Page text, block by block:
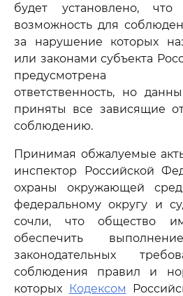
будет установлено,
возможность для
за нарушение которых
или законами субъекта
предусмотрена
ответственность, но
приняты все зависящие
соблюдению.
Принимая обжалуемые
инспектор Российской
охраны окружающей
федеральному округу и
сочли, что общество
обеспечить
законодательных
соблюдения правил и
которых
Кодексом